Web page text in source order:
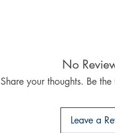
No
Share your thoughts. Be
Leave a